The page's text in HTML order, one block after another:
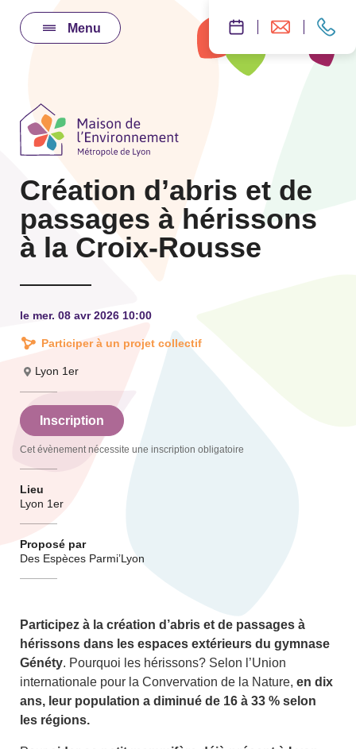
Menu
Création d’abris et de
passages à hérissons
à la Croix-Rousse
le mer. 08 avr 2026 10:00
Participer à un projet collectif
Lyon 1er
Inscription
Cet évènement nécessite une inscription obligatoire
Lieu
Lyon 1er
Proposé par
Des Espèces Parmi’Lyon
Participez à la création d’abris et de passages à
hérissons dans les espaces extérieurs du gymnase
Généty. Pourquoi les hérissons? Selon l’Union
internationale pour la Convervation de la Nature, en dix
ans, leur population a diminué de 16 à 33 % selon
les régions.